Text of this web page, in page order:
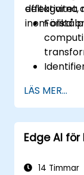
effektivitet,
inom olika
deltagarna
Förstå
logistik
Skilja
LÄS MER...
Edge AI
14 Timmar